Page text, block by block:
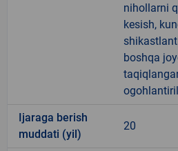
nihollarni
kesish,
boshqa
Ijaraga berish
muddati (yil)
20